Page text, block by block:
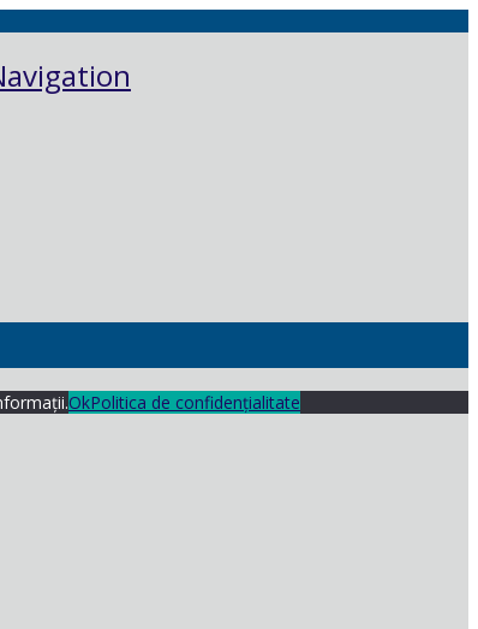
OkPolitica de confidențialitate